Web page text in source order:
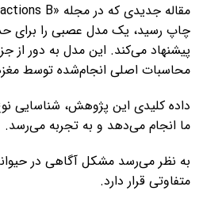
چاپ رسید، یک مدل عصبی را برای
پیشنهاد می‌کند. این مدل به دور از
محاسبات اصلی انجام‌شده توسط
داده کلیدی این پژوهش، شناسایی
ما انجام می‌دهد و به تجربه می‌رسد.
به نظر می‌رسد مشکل آگاهی در
متفاوتی قرار دارد.